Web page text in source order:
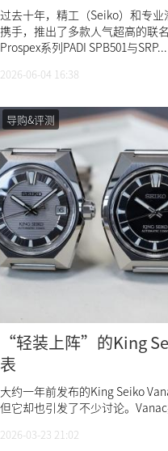
过去十年，精工（Seiko）和专业
携手，推出了多款人气超高的联
Prospex系列PADI SPB501与SRP...
2026-06-04 16:38
导购&评测
“轻装上阵”的King
表
大约一年前发布的King Seiko
但它却也引发了不少讨论。
2026-03-23 21:02